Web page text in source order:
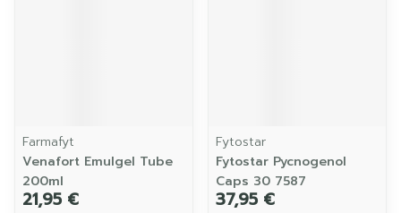
Farmafyt
Venafort Emulgel Tube
200ml
21,95 €
Fytostar
Fytostar Pycnogenol
Caps 30 7587
37,95 €